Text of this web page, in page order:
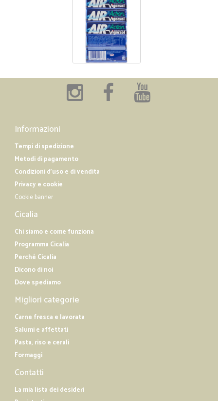
Informazioni
Tempi di spedizione
Metodi di pagamento
Condizioni d'uso e di vendita
Privacy e cookie
Cookie banner
Cicalia
Chi siamo e come funziona
Programma Cicalia
Perché Cicalia
Dicono di noi
Dove spediamo
Migliori categorie
Carne fresca e lavorata
Salumi e affettati
Pasta, riso e cerali
Formaggi
Contatti
La mia lista dei desideri